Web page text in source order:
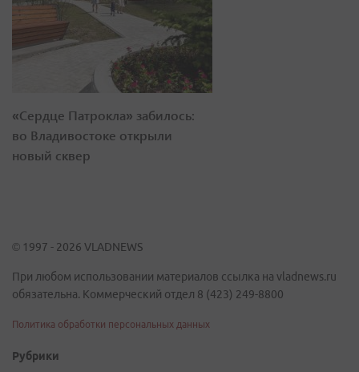
«Сердце Патрокла» забилось:
во Владивостоке открыли
новый сквер
© 1997 - 2026 VLADNEWS
При любом использовании материалов ссылка на vladnews.ru
обязательна. Коммерческий отдел 8 (423) 249-8800
Политика обработки персональных данных
Рубрики